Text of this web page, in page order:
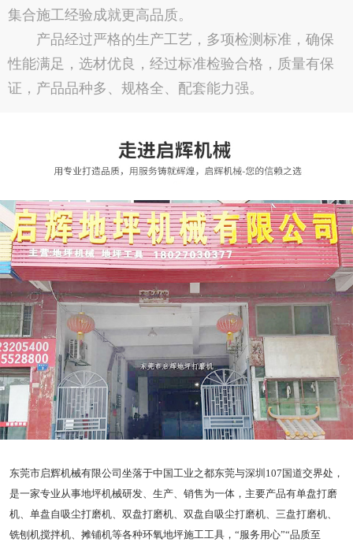
集合施工经验成就更高品质。
产品经过严格的生产工艺，多项检测标准，确保
性能满足，选材优良，经过标准检验合格，质量有保
证，产品品种多、规格全、配套能力强。
东莞市启辉机械有限公司坐落于中国工业之都东莞与深圳107国道交界处，
是一家专业从事地坪机械研发、生产、销售为一体，主要产品有单盘打磨
机、单盘自吸尘打磨机、双盘打磨机、双盘自吸尘打磨机、三盘打磨机、
铣刨机搅拌机、摊铺机等各种环氧地坪施工工具，“服务用心”“品质至